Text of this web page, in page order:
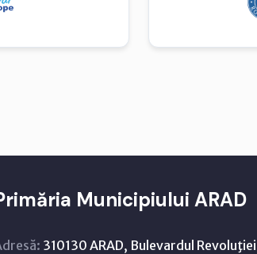
Municipiului ARAD
310130 ARAD, Bulevardul